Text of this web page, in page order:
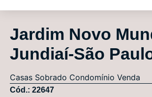
Jardim Novo
Jundiaí-São
Casas Sobrado Condomínio Venda
Cód.: 22647